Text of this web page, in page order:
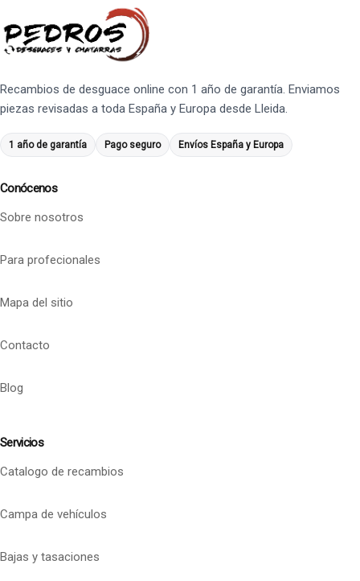
Recambios de desguace online con 1 año de garantía. Enviamos
piezas revisadas a toda España y Europa desde Lleida.
1 año de garantía Pago seguro Envíos España y Europa
Conócenos
Sobre nosotros
Para profecionales
Mapa del sitio
Contacto
Blog
Servicios
Catalogo de recambios
Campa de vehículos
Bajas y tasaciones